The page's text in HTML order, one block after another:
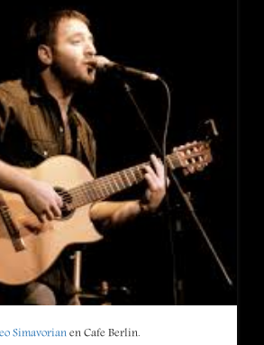
Simavorianen Cafe Berlin.